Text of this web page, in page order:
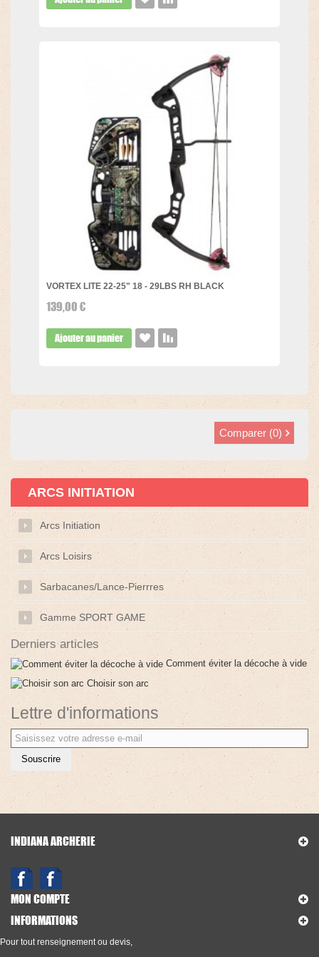
VORTEX LITE 22-25" 18 - 29LBS RH BLACK
139,00 €
Ajouter au panier
Comparer (0)
ARCS INITIATION
Arcs Initiation
Arcs Loisirs
Sarbacanes/Lance-Pierrres
Gamme SPORT GAME
Derniers articles
Comment éviter la décoche à vide
Choisir son arc
Lettre d'informations
Souscrire
INDIANA ARCHERIE
MON COMPTE
INFORMATIONS
Pour tout renseignement ou devis,